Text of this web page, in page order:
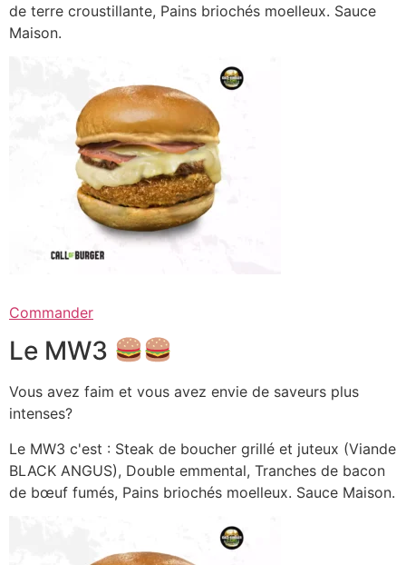
de terre croustillante, Pains briochés moelleux. Sauce
Maison.
Commander
Le MW3
Vous avez faim et vous avez envie de saveurs plus
intenses?
Le MW3 c'est : Steak de boucher grillé et juteux (Viande
BLACK ANGUS), Double emmental, Tranches de bacon
de bœuf fumés, Pains briochés moelleux. Sauce Maison.